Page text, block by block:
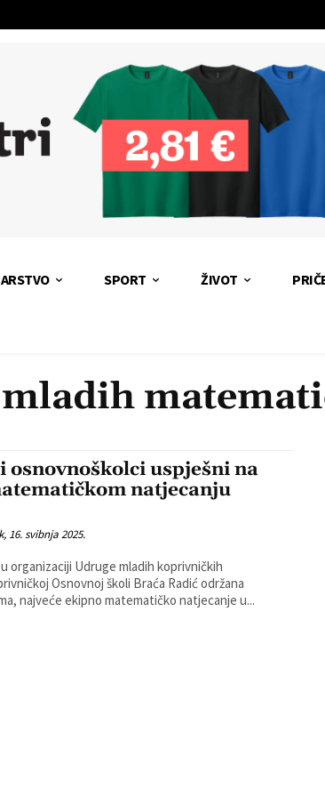
SPORT ŽIVOT
osnovnoškolci uspješni na
natjecanju
16. svibnja 2025.
organizaciji Udruge mladih koprivničkih
Osnovnoj školi Braća Radić održana
najveće ekipno matematičko natjecanje u...